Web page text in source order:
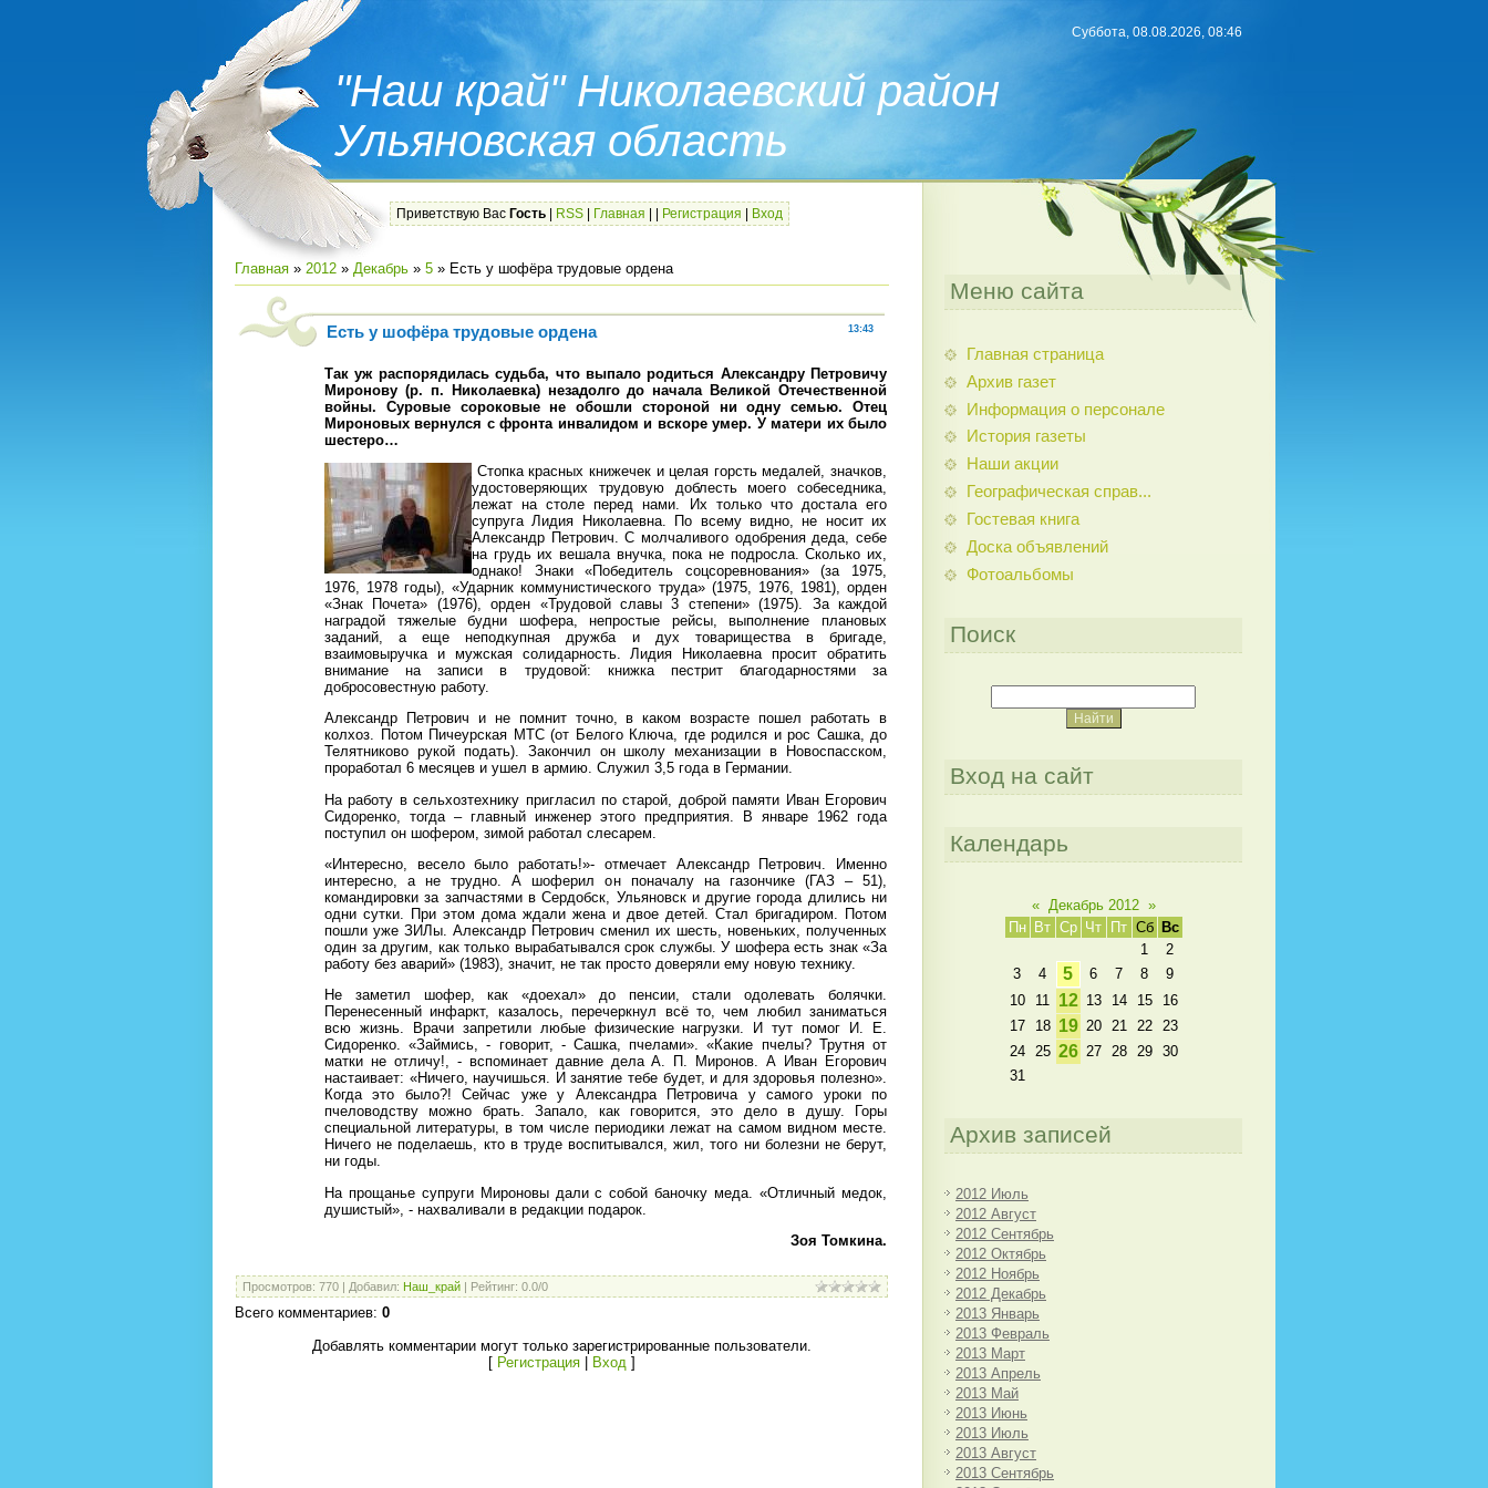
"Наш край" Николаевский район
Ульяновская область
Суббота, 08.08.2026, 08:46
Приветствую Вас Гость RSS Главная Регистрация Вход
Главная » 2012 » Декабрь » 5 » Есть у шофёра трудовые ордена
13:43
Есть у шофёра трудовые ордена
Так уж распорядилась судьба, что выпало родиться Александру Петровичу
Миронову (р. п. Николаевка) незадолго до начала Великой Отечественной
войны. Суровые сороковые не обошли стороной ни одну семью. Отец
Мироновых вернулся с фронта инвалидом и вскоре умер. У матери их было
шестеро…
Стопка красных книжечек и целая горсть медалей, значков,
удостоверяющих трудовую доблесть моего собеседника,
лежат на столе перед нами. Их только что достала его
супруга Лидия Николаевна. По всему видно, не носит их
Александр Петрович. С молчаливого одобрения деда, себе
на грудь их вешала внучка, пока не подросла. Сколько их,
однако! Знаки «Победитель соцсоревнования» (за 1975,
1976, 1978 годы), «Ударник коммунистического труда» (1975, 1976, 1981), орден
«Знак Почета» (1976), орден «Трудовой славы 3 степени» (1975). За каждой
наградой тяжелые будни шофера, непростые рейсы, выполнение плановых
заданий, а еще неподкупная дружба и дух товарищества в бригаде,
взаимовыручка и мужская солидарность. Лидия Николаевна просит обратить
внимание на записи в трудовой: книжка пестрит благодарностями за
добросовестную работу.
Александр Петрович и не помнит точно, в каком возрасте пошел работать в
колхоз. Потом Пичеурская МТС (от Белого Ключа, где родился и рос Сашка, до
Телятниково рукой подать). Закончил он школу механизации в Новоспасском,
проработал 6 месяцев и ушел в армию. Служил 3,5 года в Германии.
На работу в сельхозтехнику пригласил по старой, доброй памяти Иван Егорович
Сидоренко, тогда – главный инженер этого предприятия. В январе 1962 года
поступил он шофером, зимой работал слесарем.
«Интересно, весело было работать!»- отмечает Александр Петрович. Именно
интересно, а не трудно. А шоферил он поначалу на газончике (ГАЗ – 51),
командировки за запчастями в Сердобск, Ульяновск и другие города длились ни
одни сутки. При этом дома ждали жена и двое детей. Стал бригадиром. Потом
пошли уже ЗИЛы. Александр Петрович сменил их шесть, новеньких, полученных
один за другим, как только вырабатывался срок службы. У шофера есть знак «За
работу без аварий» (1983), значит, не так просто доверяли ему новую технику.
Не заметил шофер, как «доехал» до пенсии, стали одолевать болячки.
Перенесенный инфаркт, казалось, перечеркнул всё то, чем любил заниматься
всю жизнь. Врачи запретили любые физические нагрузки. И тут помог И. Е.
Сидоренко. «Займись, - говорит, - Сашка, пчелами». «Какие пчелы? Трутня от
матки не отличу!, - вспоминает давние дела А. П. Миронов. А Иван Егорович
настаивает: «Ничего, научишься. И занятие тебе будет, и для здоровья полезно».
Когда это было?! Сейчас уже у Александра Петровича у самого уроки по
пчеловодству можно брать. Запало, как говорится, это дело в душу. Горы
специальной литературы, в том числе периодики лежат на самом видном месте.
Ничего не поделаешь, кто в труде воспитывался, жил, того ни болезни не берут,
ни годы.
На прощанье супруги Мироновы дали с собой баночку меда. «Отличный медок,
душистый», - нахваливали в редакции подарок.
Зоя Томкина.
Просмотров: 770 Добавил: Наш_край Рейтинг: 0.0/0
Всего комментариев: 0
Добавлять комментарии могут только зарегистрированные пользователи.
[ Регистрация Вход ]
Меню сайта
Главная страница
Архив газет
Информация о персонале
История газеты
Наши акции
Географическая справ...
Гостевая книга
Доска объявлений
Фотоальбомы
Поиск
Вход на сайт
Календарь
« Декабрь 2012 »
Пн
Вт Ср Чт Пт Сб
Вс
1
2
3
4 5 6 7 8
9
10
11 12 13 14 15
16
17
18 19 20 21 22
23
24
25 26 27 28 29
30
31
Архив записей
2012 Июль
2012 Август
2012 Сентябрь
2012 Октябрь
2012 Ноябрь
2012 Декабрь
2013 Январь
2013 Февраль
2013 Март
2013 Апрель
2013 Май
2013 Июнь
2013 Июль
2013 Август
2013 Сентябрь